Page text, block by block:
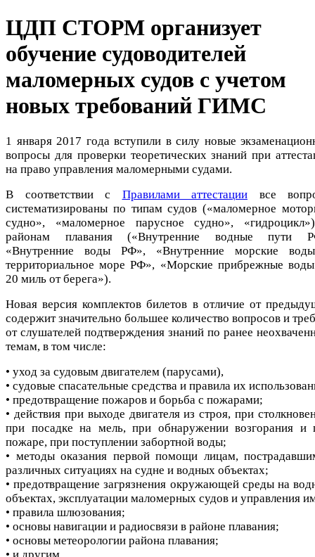
ЦДП СТОРМ организует
обучение судоводителей
маломерных судов с учетом
новых требований ГИМС
1 января 2017 года вступили в силу новые
вопросы для проверки теоретических знаний при
на право управления маломерными судами.
В соответствии с Правилами аттестации все
систематизированы по типам судов («маломерное
судно», «маломерное парусное судно»,
районам плавания («Внутренние водные пути
«Внутренние воды РФ», «Внутренние морские
территориальное море РФ», «Морские прибрежные
20 миль от берега»).
Новая версия комплектов билетов в отличие от
содержит значительно большее количество вопросов и
от слушателей подтверждения знаний по ранее
темам, в том числе:
• уход за судовым двигателем (парусами),
• судовые спасательные средства и правила их
• предотвращение пожаров и борьба с пожарами;
• действия при выходе двигателя из строя, при
при посадке на мель, при обнаружении возгорания и
пожаре, при поступлении забортной воды;
• методы оказания первой помощи лицам,
различных ситуациях на судне и водных объектах;
• предотвращение загрязнения окружающей среды на
объектах, эксплуатации маломерных судов и управления
• правила шлюзования;
• основы навигации и радиосвязи в районе плавания;
• основы метеорологии района плавания;